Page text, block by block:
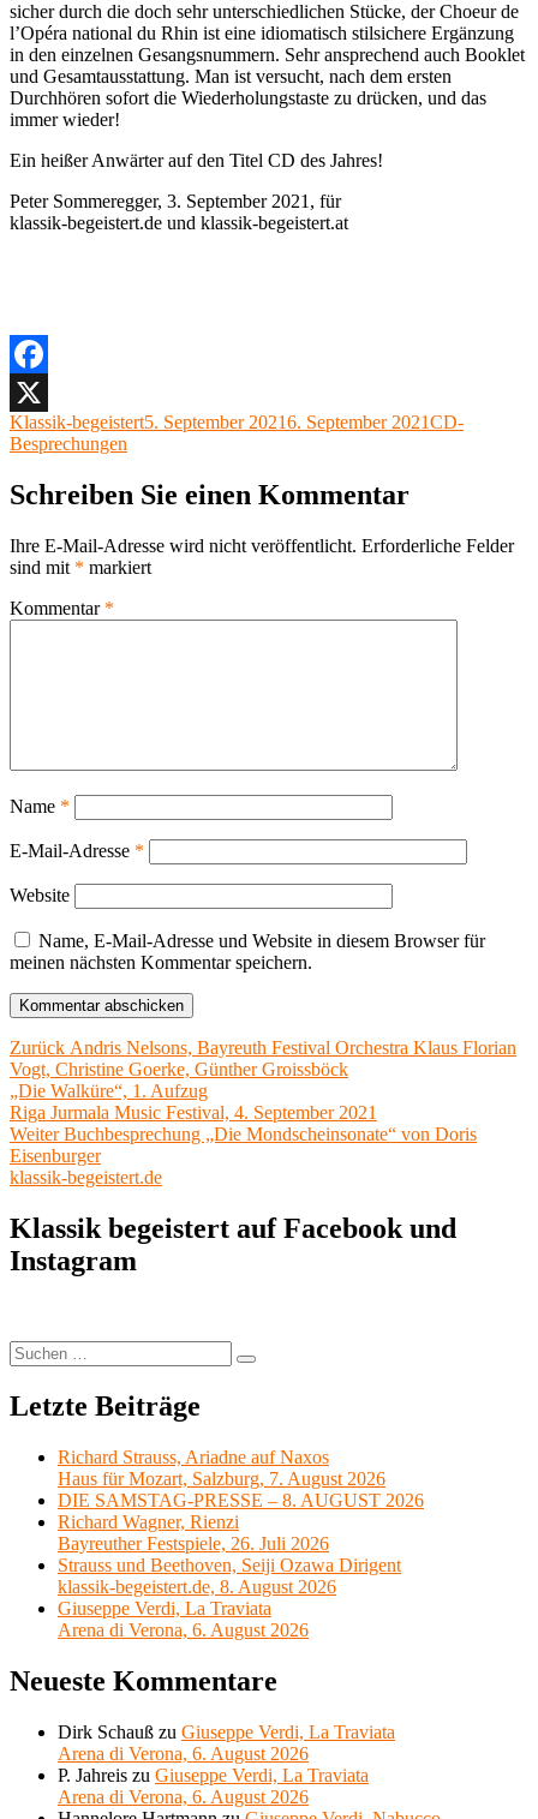
sicher durch die doch sehr unterschiedlichen Stücke, der Choeur de
l’Opéra national du Rhin ist eine idiomatisch stilsichere Ergänzung
in den einzelnen Gesangsnummern. Sehr ansprechend auch Booklet
und Gesamtausstattung. Man ist versucht, nach dem ersten
Durchhören sofort die Wiederholungstaste zu drücken, und das
immer wieder!
Ein heißer Anwärter auf den Titel CD des Jahres!
Peter Sommeregger, 3. September 2021, für
klassik-begeistert.de und klassik-begeistert.at
Facebook
X
Autor
Klassik-begeistertVeröffentlicht
5. September 20216. September 2021Kategorien
CD-
Besprechungen
Schreiben Sie einen Kommentar
Ihre E-Mail-Adresse wird nicht veröffentlicht. Erforderliche Felder
sind mit * markiert
Kommentar *
Name *
E-Mail-Adresse *
Website
Name, E-Mail-Adresse und Website in diesem Browser für
meinen nächsten Kommentar speichern.
Beitragsnavigation
Zurück Vorheriger
Beitrag:
Andris Nelsons, Bayreuth Festival Orchestra Klaus Florian
Vogt, Christine Goerke, Günther Groissböck
„Die Walküre“, 1. Aufzug
Riga Jurmala Music Festival, 4. September 2021
Weiter Nächster
Beitrag:
Buchbesprechung „Die Mondscheinsonate“ von Doris
Eisenburger
klassik-begeistert.de
Klassik begeistert auf Facebook und
Instagram
Suchen
nach:
Suchen
Letzte Beiträge
Richard Strauss, Ariadne auf Naxos
Haus für Mozart, Salzburg, 7. August 2026
DIE SAMSTAG-PRESSE – 8. AUGUST 2026
Richard Wagner, Rienzi
Bayreuther Festspiele, 26. Juli 2026
Strauss und Beethoven, Seiji Ozawa Dirigent
klassik-begeistert.de, 8. August 2026
Giuseppe Verdi, La Traviata
Arena di Verona, 6. August 2026
Neueste Kommentare
Dirk Schauß zu Giuseppe Verdi, La Traviata
Arena di Verona, 6. August 2026
P. Jahreis zu Giuseppe Verdi, La Traviata
Arena di Verona, 6. August 2026